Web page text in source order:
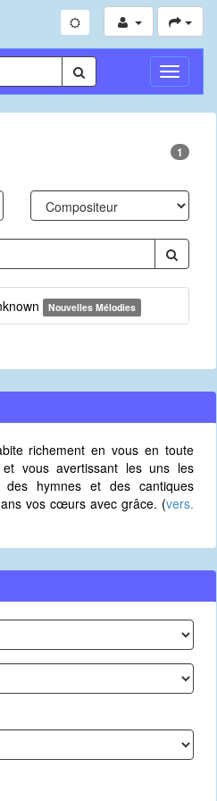
Toggle
1
Nouvelles Mélodies
richement en vous en toute
vous avertissant les uns les
hymnes et des cantiques
vos cœurs avec grâce. (vers.